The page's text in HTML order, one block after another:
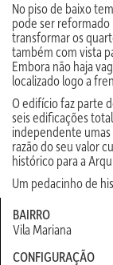
No piso de baixo
pode ser reformado
transformar os
também com vista
Embora não haja
localizado logo a
O edifício faz parte
seis edificações
independente
razão do seu valor
histórico para a
Um pedacinho de
BAIRRO
Vila Mariana
CONFIGURAÇÃO